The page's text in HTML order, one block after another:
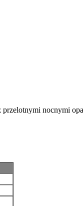
nocnymi